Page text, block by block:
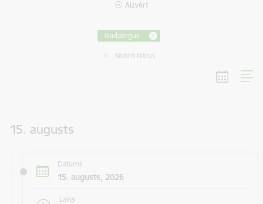
Aizvērt
Gadatirgus
Notīrīt filtrus
15. augusts
Datums
15. augusts, 2026
Laiks